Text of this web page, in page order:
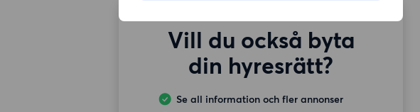
Vill du också byta
din hyresrätt?
Se all information och fler annonser